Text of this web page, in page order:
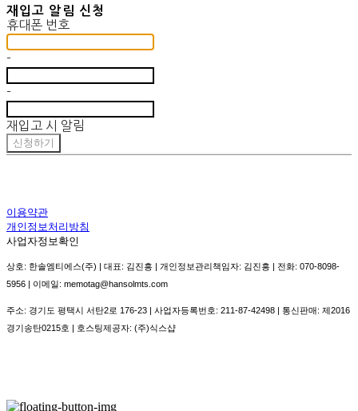
재입고 알림 신청
휴대폰 번호
-
-
재입고 시 알림
신청하기
이용약관
개인정보처리방침
사업자정보확인
상호: 한솔엠티에스(주) | 대표: 김진흥 | 개인정보관리책임자: 김진흥 | 전화: 070-8098-
5956 | 이메일: memotag@hansolmts.com
주소: 경기도 평택시 서탄2로 176-23 | 사업자등록번호: 211-87-42498 | 통신판매: 제2016
경기송탄0215호 | 호스팅제공자: (주)식스샵